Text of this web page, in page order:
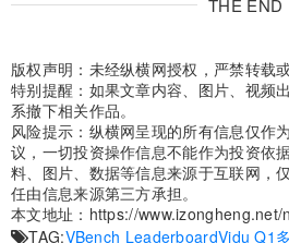
THE END
版权声明：未经纵横网授权，严禁转载
特别提醒：如果文章内容、图片、视频
系撤下相关作品。
风险提示：纵横网呈现的所有信息仅作
议，一切投资操作信息不能作为投资依
料、图片、数据等信息来源于互联网，
任由信息来源第三方承担。
本文地址： https://
TAG:VBench LeaderboardVidu Q1